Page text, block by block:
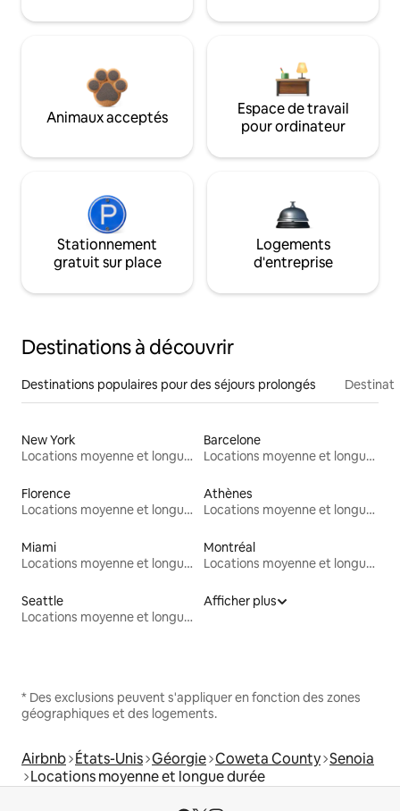
Animaux acceptés
Espace de travail
pour ordinateur
Stationnement
gratuit sur place
Logements
d'entreprise
Destinations à découvrir
Destinations populaires pour des séjours prolongés
New York
Locations moyenne et longue durée
Barcelone
Locations moyenne et longue durée
Florence
Locations moyenne et longue durée
Athènes
Locations moyenne et longue durée
Miami
Locations moyenne et longue durée
Montréal
Locations moyenne et longue durée
Seattle
Locations moyenne et longue durée
Afficher plus
* Des exclusions peuvent s'appliquer en fonction des zones
géographiques et des logements.
Airbnb États-Unis Géorgie Coweta County Senoia
Locations moyenne et longue durée